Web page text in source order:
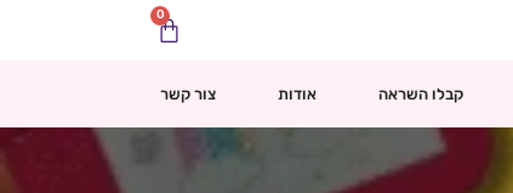
0
עגלת
קבלו השראה אודות צור קשר